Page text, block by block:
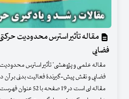
مقاله تأثیر استرس محدودیت
فضایی
مقاله علمی و پژوهشی" تأثیر استرس
فضایی و نقش پیش-گیرندۀ فعالیت بدنی بر آن
مقاله ای است در 19